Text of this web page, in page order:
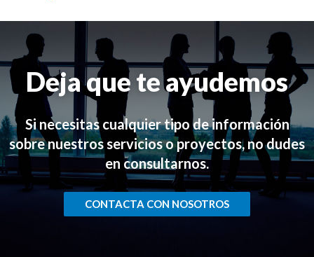
Deja que te ayudemos
Si necesitas cualquier tipo de información
sobre nuestros servicios o proyectos, no dudes
en consultarnos.
CONTACTA CON NOSOTROS